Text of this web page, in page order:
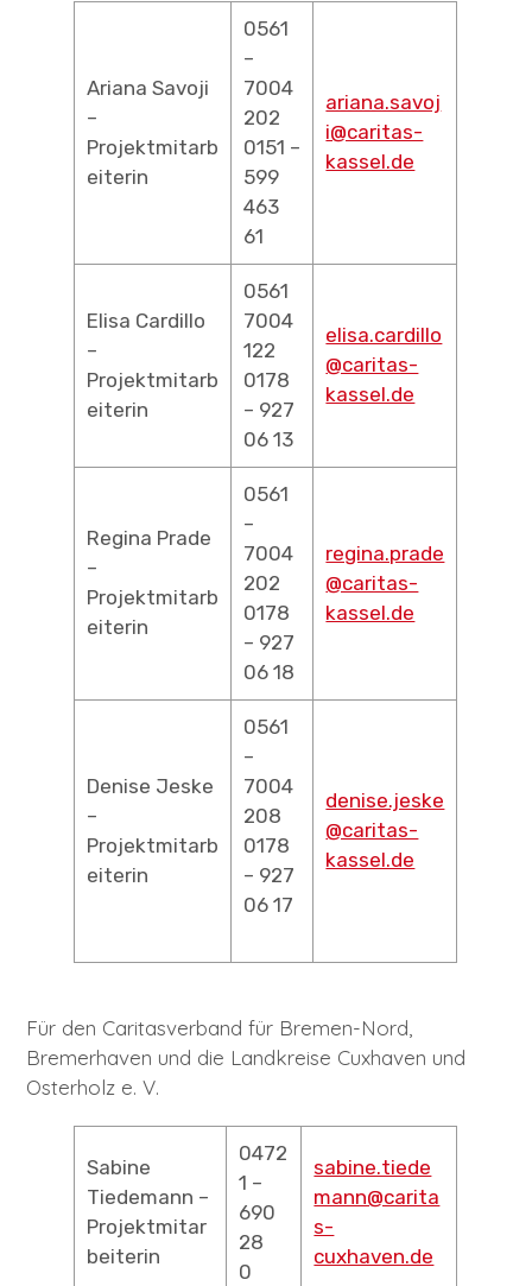
Ariana Savoji
–
Projektmitarb
eiterin
0561
–
7004
202
0151 –
599
463
61
ariana.savoj
i@caritas-
kassel.de
Elisa Cardillo
–
Projektmitarb
eiterin
0561
7004
122
0178
– 927
06 13
elisa.cardillo
@caritas-
kassel.de
Regina Prade
–
Projektmitarb
eiterin
0561
–
7004
202
0178
– 927
06 18
regina.prade
@caritas-
kassel.de
Denise Jeske
–
Projektmitarb
eiterin
0561
–
7004
208
0178
– 927
06 17
denise.jeske
@caritas-
kassel.de
Für den Caritasverband für Bremen-Nord,
Bremerhaven und die Landkreise Cuxhaven und
Osterholz e. V.
Sabine
Tiedemann –
Projektmitar
beiterin
0472
1 –
690
28
0
sabine.tiede
mann@carita
s-
cuxhaven.de